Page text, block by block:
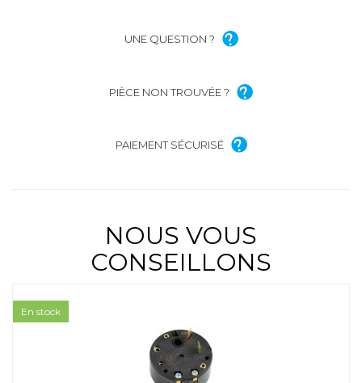
UNE QUESTION ?
PIÈCE NON TROUVÉE ?
PAIEMENT SÉCURISÉ
NOUS VOUS
CONSEILLONS
En stock